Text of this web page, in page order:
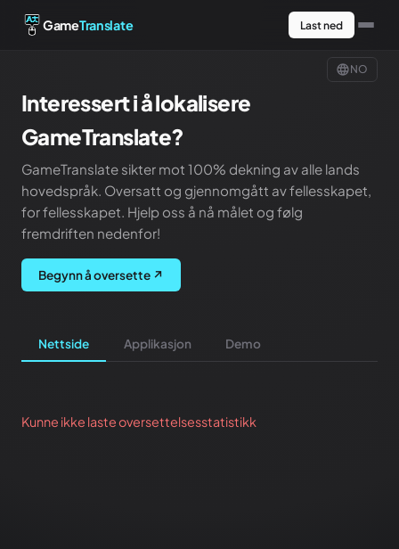
GameTranslate Last ned
NO
Interessert i å lokalisere
GameTranslate?
GameTranslate sikter mot 100% dekning av alle lands
hovedspråk. Oversatt og gjennomgått av fellesskapet,
for fellesskapet. Hjelp oss å nå målet og følg
fremdriften nedenfor!
Begynn å oversette ↗
Nettside Applikasjon Demo
Kunne ikke laste oversettelsesstatistikk